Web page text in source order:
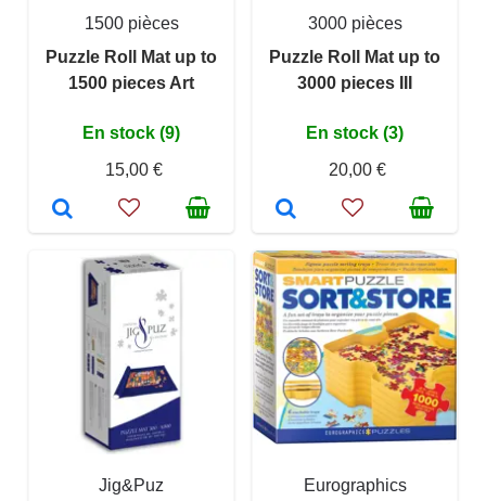
1500 pièces
Puzzle Roll Mat up to
1500 pieces Art
En stock (9)
15,00 €
3000 pièces
Puzzle Roll Mat up to
3000 pieces III
En stock (3)
20,00 €
Jig&Puz
Eurographics